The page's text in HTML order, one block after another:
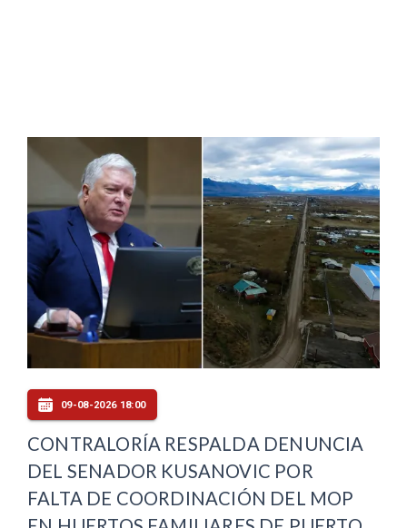
09-08-2026 18:00
CONTRALORÍA RESPALDA DENUNCIA
DEL SENADOR KUSANOVIC POR
FALTA DE COORDINACIÓN DEL MOP